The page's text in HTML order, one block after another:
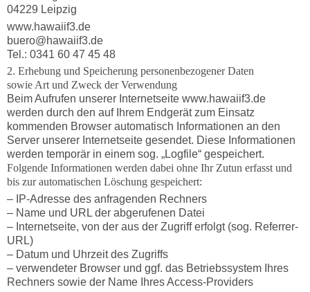
04229 Leipzig
www.hawaiif3.de
buero@hawaiif3.de
Tel.: 0341 60 47 45 48
2. Erhebung und Speicherung personenbezogener Daten
sowie Art und Zweck der Verwendung
Beim Aufrufen unserer Internetseite www.hawaiif3.de
werden durch den auf Ihrem Endgerät zum Einsatz
kommenden Browser automatisch Informationen an den
Server unserer Internetseite gesendet. Diese Informationen
werden temporär in einem sog. „Logfile“ gespeichert.
Folgende Informationen werden dabei ohne Ihr Zutun erfasst und
bis zur automatischen Löschung gespeichert:
– IP-Adresse des anfragenden Rechners
– Name und URL der abgerufenen Datei
– Internetseite, von der aus der Zugriff erfolgt (sog. Referrer-
URL)
– Datum und Uhrzeit des Zugriffs
– verwendeter Browser und ggf. das Betriebssystem Ihres
Rechners sowie der Name Ihres Access-Providers